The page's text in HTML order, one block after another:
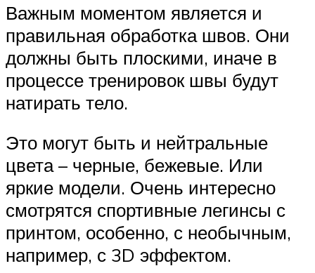
Важным моментом является и
правильная обработка швов. Они
должны быть плоскими, иначе в
процессе тренировок швы будут
натирать тело.
Это могут быть и нейтральные
цвета – черные, бежевые. Или
яркие модели. Очень интересно
смотрятся спортивные легинсы с
принтом, особенно, с необычным,
например, с 3D эффектом.